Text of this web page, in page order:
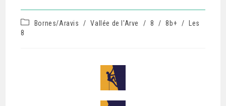
Bornes/Aravis / Vallée de l'Arve / 8 / 8b+ /
Les
8